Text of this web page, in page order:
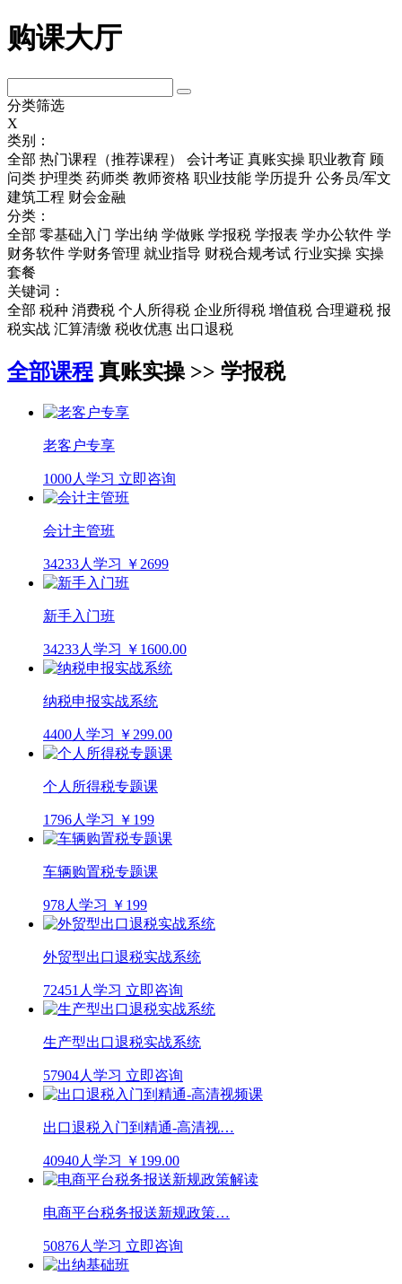
购课大厅
分类筛选
X
类别：
全部 热门课程（推荐课程） 会计考证 真账实操 职业教育 顾
问类 护理类 药师类 教师资格 职业技能 学历提升 公务员/军文
建筑工程 财会金融
分类：
全部 零基础入门 学出纳 学做账 学报税 学报表 学办公软件 学
财务软件 学财务管理 就业指导 财税合规考试 行业实操 实操
套餐
关键词：
全部 税种 消费税 个人所得税 企业所得税 增值税 合理避税 报
税实战 汇算清缴 税收优惠 出口退税
全部课程 真账实操 >> 学报税
老客户专享
1000人学习 立即咨询
会计主管班
34233人学习 ￥2699
新手入门班
34233人学习 ￥1600.00
纳税申报实战系统
4400人学习 ￥299.00
个人所得税专题课
1796人学习 ￥199
车辆购置税专题课
978人学习 ￥199
外贸型出口退税实战系统
72451人学习 立即咨询
生产型出口退税实战系统
57904人学习 立即咨询
出口退税入门到精通-高清视…
40940人学习 ￥199.00
电商平台税务报送新规政策…
50876人学习 立即咨询